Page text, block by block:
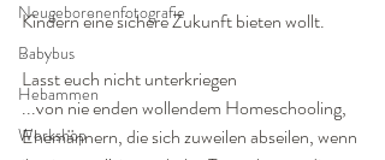
Neugeborenenfotografie
Babybus
Hebammen
Workshop
Kindern eine sichere Zukunft bieten wollt.
.
Lasst euch nicht unterkriegen
...von nie enden wollendem Homeschooling,
Ehemännern, die sich zuweilen abseilen, wenn